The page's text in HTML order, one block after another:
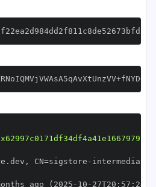
, CN=sigstore -
ago (2025 - 10 - 27T20 : 57 :